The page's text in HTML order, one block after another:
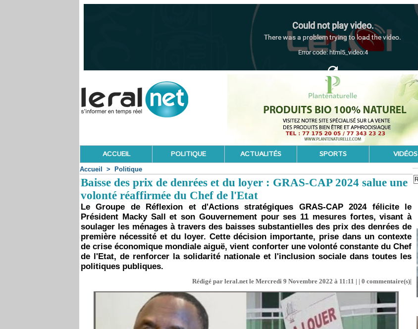
ACCUEIL POLITIQUE ACTUALITÉS SPORTS VIDÉOS
Accueil > Politique
Baisse des prix de denrées et du loyer : GRAS-CAP 2024 salue une
volonté réaffirmée du Chef de l'Etat
Le Groupe de Réflexion et d'Actions stratégiques GRAS-CAP 2024 félicite le
Président Macky Sall et son Gouvernement pour ses 11 mesures fortes, visant à
soulager les ménages à travers des baisses substantielles des prix des denrées de
première nécessité et du loyer. Cette décision importante, prise dans un contexte
de crise économique mondiale aiguë, vient conforter une volonté constante du Chef
de l'Etat, de renforcer la solidarité nationale et l'inclusion sociale dans toutes les
politiques publiques.
Rédigé par leral.net le Mercredi 9 Novembre 2022 à 11:11 | | 0 commentaire(s)|